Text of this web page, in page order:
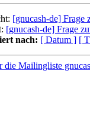
[gnucash-de] Frage
[gnucash-de] Frage
nach: [ Datum ] [
die Mailingliste